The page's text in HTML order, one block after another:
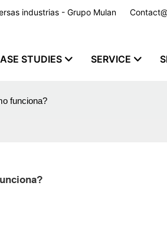
industrias - Grupo Mulan
STUDIES SERVICE
funciona?